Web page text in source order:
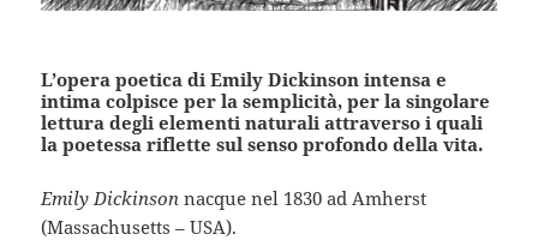
L’opera poetica di Emily Dickinson intensa e
intima colpisce per la semplicità, per la singolare
lettura degli elementi naturali attraverso i quali
la poetessa riflette sul senso profondo della vita.
Emily Dickinson nacque nel 1830 ad Amherst
(Massachusetts – USA).